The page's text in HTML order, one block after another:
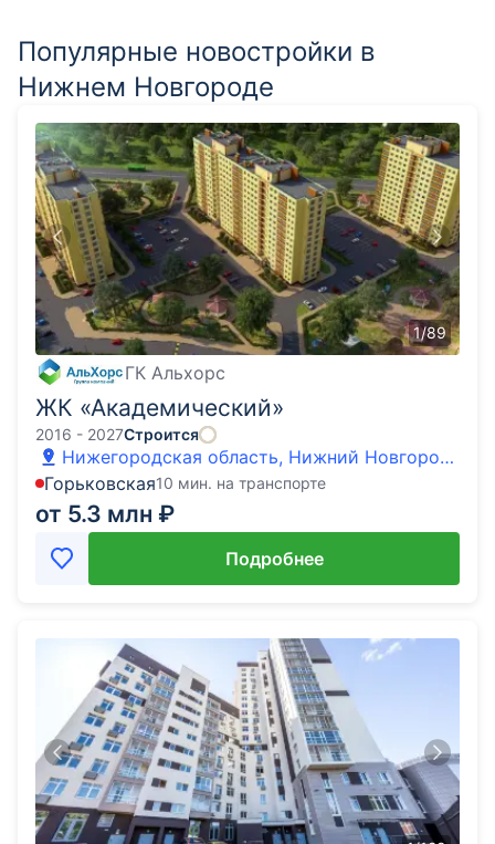
Популярные новостройки в
Нижнем Новгороде
1/89
ГК Альхорс
ЖК «Академический»
2016 - 2027Строится
Нижегородская область, Нижний Новгород,
д. Афонино, улица Академическая
Горьковская10 мин. на транспорте
от 5.3 млн ₽
Подробнее